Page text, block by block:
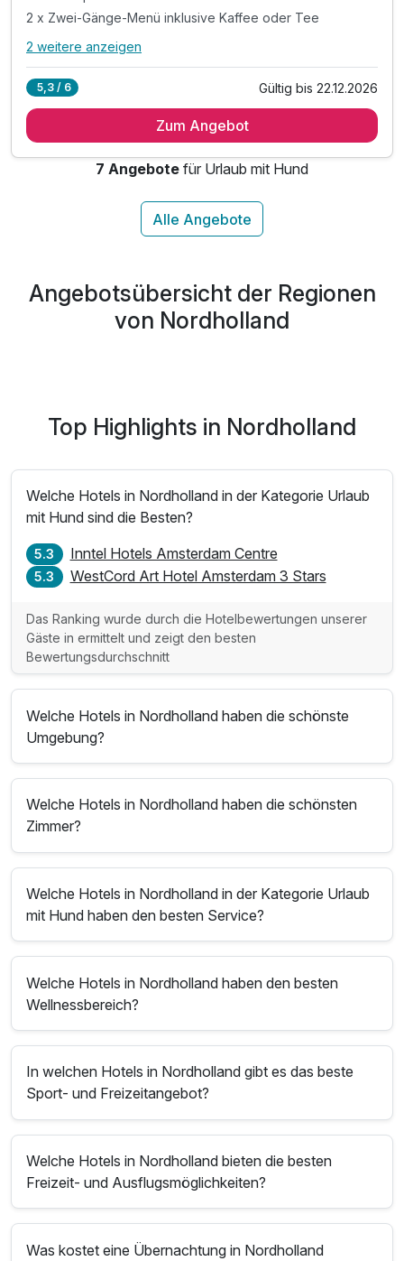
2 x Zwei-Gänge-Menü inklusive Kaffee oder Tee
Alle Inklusivleistungen
2 x reichhaltiges Frühstück vom Buffet
2 x Zwei-Gänge-Menü inklusive Kaffee oder Tee
inkl. WLAN Nutzung im Hotel
2 weitere anzeigen
5,3 / 6 Gültig bis 22.12.2026
Zum Angebot
7 Angebote für Urlaub mit Hund
Angebotsübersicht der Regionen
von Nordholland
Top Highlights in Nordholland
Welche Hotels in Nordholland in der Kategorie Urlaub
mit Hund sind die Besten?
5.3 Inntel Hotels Amsterdam Centre
5.3 WestCord Art Hotel Amsterdam 3 Stars
Das Ranking wurde durch die Hotelbewertungen unserer
Gäste in ermittelt und zeigt den besten
Bewertungsdurchschnitt
Welche Hotels in Nordholland haben die schönste
Umgebung?
Welche Hotels in Nordholland haben die schönsten
Zimmer?
Welche Hotels in Nordholland in der Kategorie Urlaub
mit Hund haben den besten Service?
Welche Hotels in Nordholland haben den besten
Wellnessbereich?
In welchen Hotels in Nordholland gibt es das beste
Sport- und Freizeitangebot?
Welche Hotels in Nordholland bieten die besten
Freizeit- und Ausflugsmöglichkeiten?
Was kostet eine Übernachtung in Nordholland